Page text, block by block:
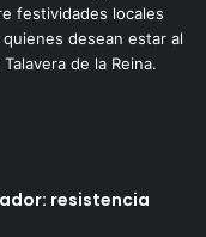
festividades locales
desean estar al
de la Reina.
resistencia